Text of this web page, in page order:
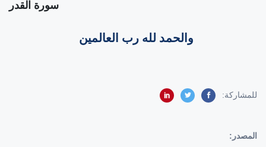
سورة القدر
والحمد لله رب العالمين
للمشاركة:
المصدر: